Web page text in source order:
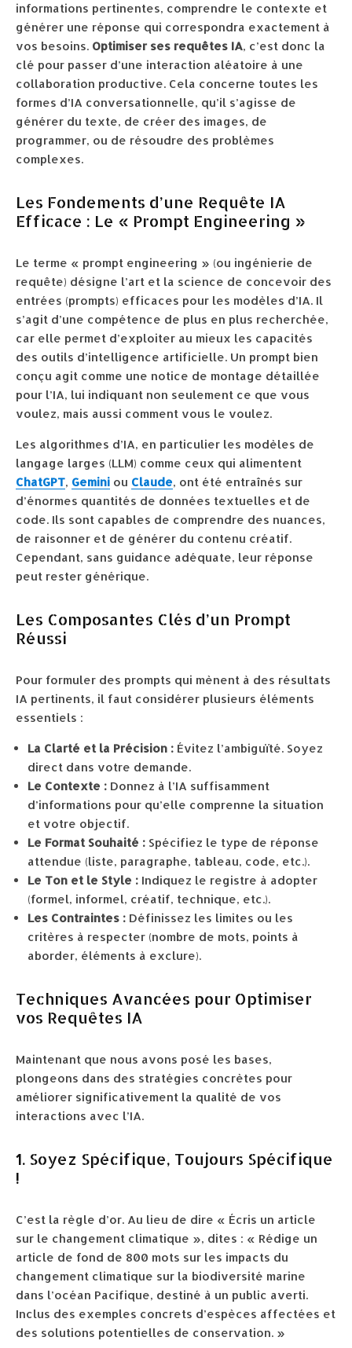
informations pertinentes, comprendre le contexte et
générer une réponse qui correspondra exactement à
vos besoins. Optimiser ses requêtes IA, c’est donc la
clé pour passer d’une interaction aléatoire à une
collaboration productive. Cela concerne toutes les
formes d’IA conversationnelle, qu’il s’agisse de
générer du texte, de créer des images, de
programmer, ou de résoudre des problèmes
complexes.
Les Fondements d’une Requête IA
Efficace : Le « Prompt Engineering »
Le terme « prompt engineering » (ou ingénierie de
requête) désigne l’art et la science de concevoir des
entrées (prompts) efficaces pour les modèles d’IA. Il
s’agit d’une compétence de plus en plus recherchée,
car elle permet d’exploiter au mieux les capacités
des outils d’intelligence artificielle. Un prompt bien
conçu agit comme une notice de montage détaillée
pour l’IA, lui indiquant non seulement ce que vous
voulez, mais aussi comment vous le voulez.
Les algorithmes d’IA, en particulier les modèles de
langage larges (LLM) comme ceux qui alimentent
ChatGPT, Gemini ou Claude, ont été entraînés sur
d’énormes quantités de données textuelles et de
code. Ils sont capables de comprendre des nuances,
de raisonner et de générer du contenu créatif.
Cependant, sans guidance adéquate, leur réponse
peut rester générique.
Les Composantes Clés d’un Prompt
Réussi
Pour formuler des prompts qui mènent à des résultats
IA pertinents, il faut considérer plusieurs éléments
essentiels :
La Clarté et la Précision : Évitez l’ambiguïté. Soyez
direct dans votre demande.
Le Contexte : Donnez à l’IA suffisamment
d’informations pour qu’elle comprenne la situation
et votre objectif.
Le Format Souhaité : Spécifiez le type de réponse
attendue (liste, paragraphe, tableau, code, etc.).
Le Ton et le Style : Indiquez le registre à adopter
(formel, informel, créatif, technique, etc.).
Les Contraintes : Définissez les limites ou les
critères à respecter (nombre de mots, points à
aborder, éléments à exclure).
Techniques Avancées pour Optimiser
vos Requêtes IA
Maintenant que nous avons posé les bases,
plongeons dans des stratégies concrètes pour
améliorer significativement la qualité de vos
interactions avec l’IA.
1. Soyez Spécifique, Toujours Spécifique
!
C’est la règle d’or. Au lieu de dire « Écris un article
sur le changement climatique », dites : « Rédige un
article de fond de 800 mots sur les impacts du
changement climatique sur la biodiversité marine
dans l’océan Pacifique, destiné à un public averti.
Inclus des exemples concrets d’espèces affectées et
des solutions potentielles de conservation. »